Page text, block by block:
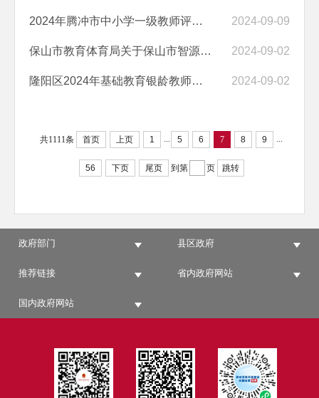
2024年腾冲市中小学一级教师评审委员会评审前公示 2024-09-09
保山市教育体育局关于保山市智源初级中学、保山市智源小学2024年公开考... 2024-09-02
隆阳区2024年基础教育银龄教师拟录用人员公示 2024-09-02
共1111条 首页 上页 1 ... 5 6 7 8 9 ...
56 下页 尾页 到第 页 跳转
政府部门 县区政府
推荐链接 省内政府网站
国内政府网站